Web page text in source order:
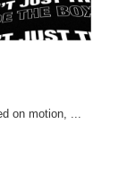
on motion, ...